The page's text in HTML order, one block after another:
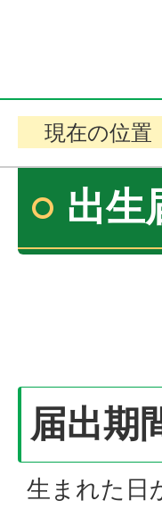
現在の位置
出生
届出期
生まれた日